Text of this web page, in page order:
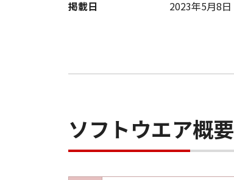
掲載日
2023年5月8日
ソフトウエア概要